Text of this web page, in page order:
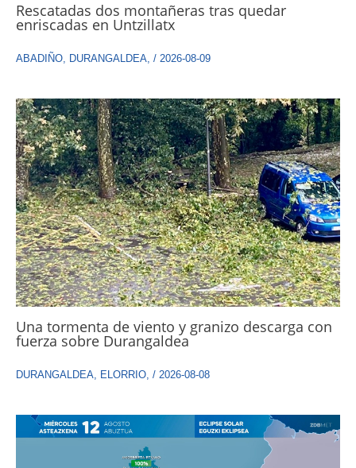
Rescatadas dos montañeras tras quedar
enriscadas en Untzillatx
ABADIÑO DURANGALDEA / 2026-08-09
Una tormenta de viento y granizo descarga con
fuerza sobre Durangaldea
DURANGALDEA ELORRIO / 2026-08-08